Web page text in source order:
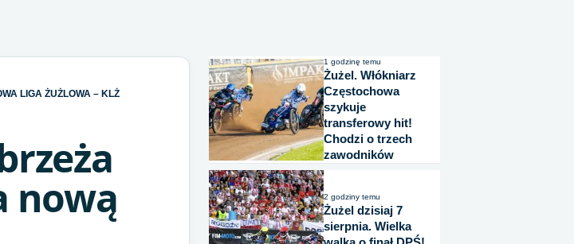
LIGA ŻUŻLOWA – KLŻ
nową
1 godzinę temu
Żużel. Włókniarz
Częstochowa
szykuje
transferowy hit!
Chodzi o trzech
zawodników
2 godziny temu
Żużel dzisiaj 7
sierpnia. Wielka